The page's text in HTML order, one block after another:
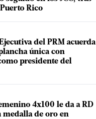
Rico
del PRM acuerda
única con
presidente del
4x100 le da a RD
medalla de oro en